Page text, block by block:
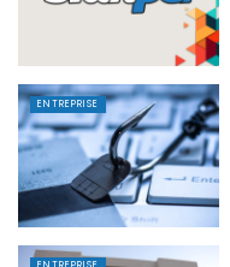
ENTREPRISE